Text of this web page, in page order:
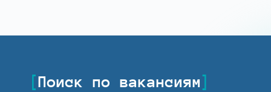
Поиск по вакансиям